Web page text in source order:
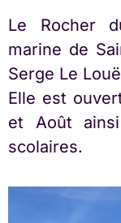
Le Rocher
marine de
Serge Le
Elle est
et Août
scolaires.